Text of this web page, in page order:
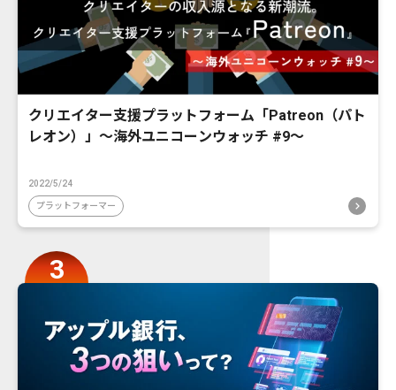
クリエイター支援プラットフォーム「Patreon（パト
レオン）」〜海外ユニコーンウォッチ #9〜
2022/5/24
プラットフォーマー